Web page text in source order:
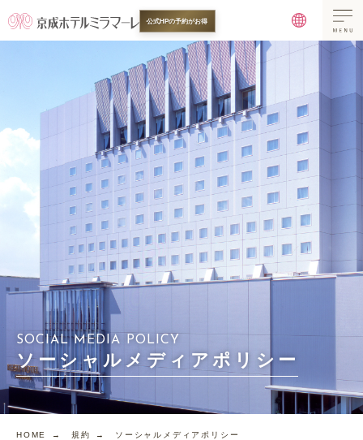
公式HPの予約がお得
SOCIAL MEDIA POLICY
ソーシャルメディアポリシー
HOME → 規約 → ソーシャルメディアポリシー